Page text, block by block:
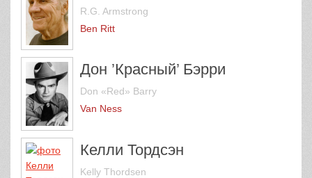
R.G. Armstrong
Ben Ritt
Дон ’Красный’ Бэрри
Don «Red» Barry
Van Ness
Келли Тордсэн
Kelly Thordsen